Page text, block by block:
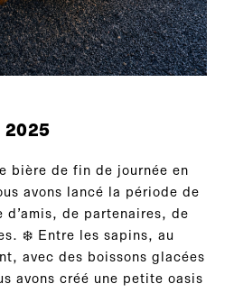
2025
bière de fin de journée en
avons lancé la période de
d’amis, de partenaires, de
❄️ Entre les sapins, au
avec des boissons glacées
avons créé une petite oasis